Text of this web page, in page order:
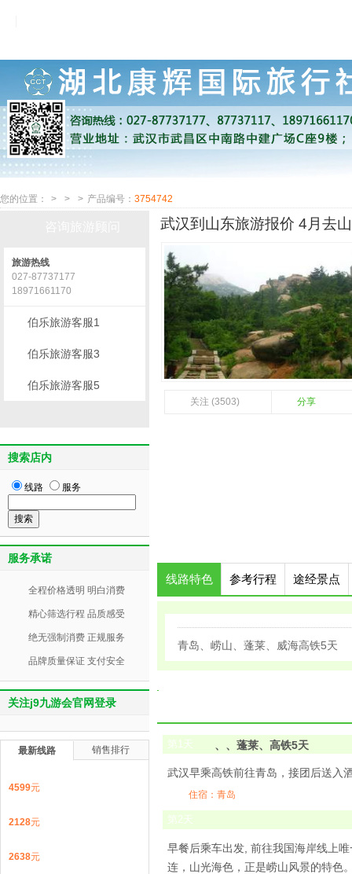
您的位置： > > > 产品编号： 3754742
武汉到山东旅游报价 4月去
关注 (3503) 分享
线路特色 参考行程 途经景点
青岛、崂山、蓬莱、威海高铁5天
第1天 、、蓬莱、高铁5天
武汉早乘高铁前往青岛，接团后送入
住宿：青岛
第2天
早餐后乘车出发, 前往我国海岸线上
连，山光海色，正是崂山风景的特色
旅游热线
027-87737177
18971661170
伯乐旅游客服1
伯乐旅游客服3
伯乐旅游客服5
搜索店内
线路 服务
服务承诺
全程价格透明 明白消费
精心筛选行程 品质感受
绝无强制消费 正规服务
品牌质量保证 支付安全
关注j9九游会官网登录
最新线路 销售排行
4599元
2128元
2638元